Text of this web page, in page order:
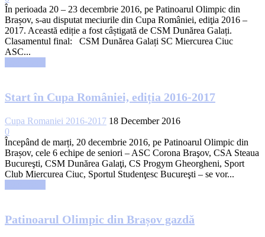
În perioada 20 – 23 decembrie 2016, pe Patinoarul Olimpic din
Brașov, s-au disputat meciurile din Cupa României, ediţia 2016 –
2017. Această ediție a fost câștigată de CSM Dunărea Galați.
Clasamentul final: CSM Dunărea Galați SC Miercurea Ciuc
ASC...
Start în Cupa României, ediția 2016-2017
Cupa Romaniei 2016-2017 18 December 2016
0
Începând de marți, 20 decembrie 2016, pe Patinoarul Olimpic din
Brașov, cele 6 echipe de seniori – ASC Corona Braşov, CSA Steaua
Bucureşti, CSM Dunărea Galaţi, CS Progym Gheorgheni, Sport
Club Miercurea Ciuc, Sportul Studenţesc Bucureşti – se vor...
Patinoarul Olimpic din Brașov gazdă